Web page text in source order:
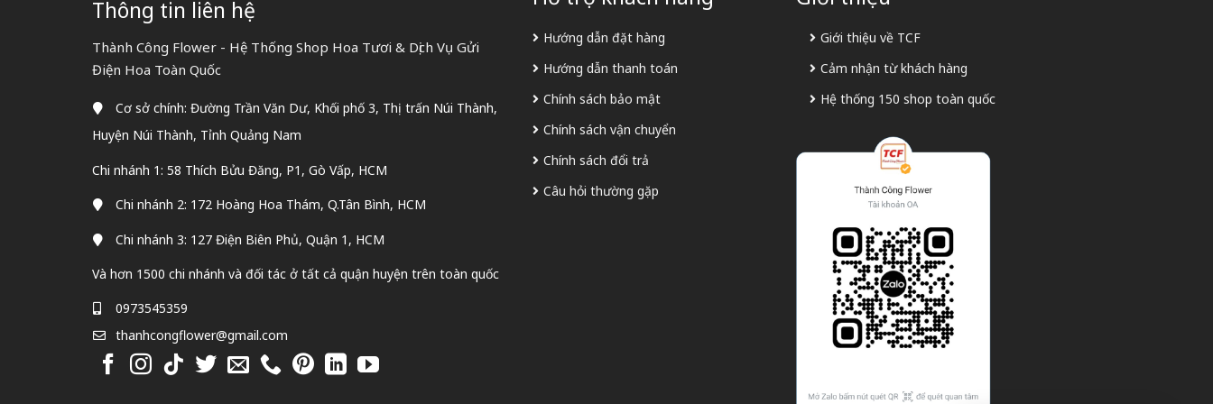
Thông tin liên hệ
Thành Công Flower - Hệ Thống Shop Hoa Tươi & Dịch Vụ Gửi
Điện Hoa Toàn Quốc
Cơ sở chính: Đường Trần Văn Dư, Khối phố 3, Thị trấn Núi Thành,
Huyện Núi Thành, Tỉnh Quảng Nam
Chi nhánh 1: 58 Thích Bửu Đăng, P1, Gò Vấp, HCM
Chi nhánh 2: 172 Hoàng Hoa Thám, Q.Tân Bình, HCM
Chi nhánh 3: 127 Điện Biên Phủ, Quận 1, HCM
Và hơn 1500 chi nhánh và đối tác ở tất cả quận huyện trên toàn quốc
0973545359
thanhcongflower@gmail.com
Hướng dẫn đặt hàng
Hướng dẫn thanh toán
Chính sách bảo mật
Chính sách vận chuyển
Chính sách đổi trả
Câu hỏi thường gặp
Giới thiệu về TCF
Cảm nhận từ khách hàng
Hệ thống 150 shop toàn quốc